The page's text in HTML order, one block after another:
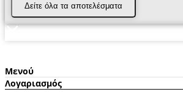
Δείτε όλα τα αποτελέσματα
Μενού
Λογαριασμός